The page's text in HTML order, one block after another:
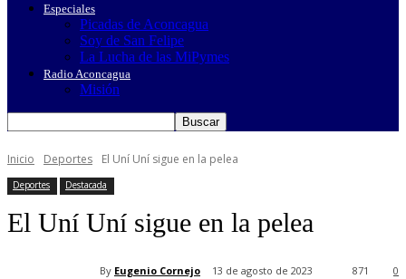
Especiales
Picadas de Aconcagua
Soy de San Felipe
La Lucha de las MiPymes
Radio Aconcagua
Misión
Inicio Deportes El Uní Uní sigue en la pelea
Deportes Destacada
El Uní Uní sigue en la pelea
By Eugenio Cornejo 13 de agosto de 2023 0
871